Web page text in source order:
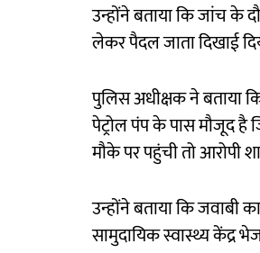
उन्होंने बताया कि जांच के
लेकर पैदल जाता दिखाई
पुलिस अधीक्षक ने बताया
पेट्रोल पंप के पास मौजूद
मौके पर पहुंची तो आरोपी
उन्होंने बताया कि जवाबी
सामुदायिक स्वास्थ्य केंद्र